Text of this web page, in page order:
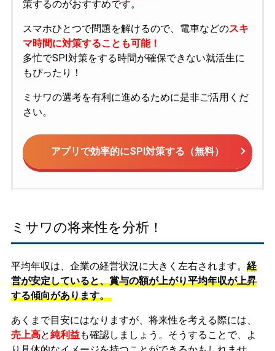
策するのがおすすめです。
スマホひとつで問題を解けるので、電車などのスキ
マ時間に対策することも可能！
多忙でSPI対策をする時間が確保できない就活生に
もぴったり！
ミサワの選考を有利に進めるために是非ご活用くだ
さい。
アプリで効率的にSPI対策する（無料）
ミサワの将来性を分析！
平均年収は、企業の経営状況に大きく左右されます。 経
営が安定していると、賞与の額が上がり平均年収が上昇
する傾向があります。
あくまで目安にはなりますが、将来性を考える際には、
売上高と純利益も確認しましょう。そうすることで、よ